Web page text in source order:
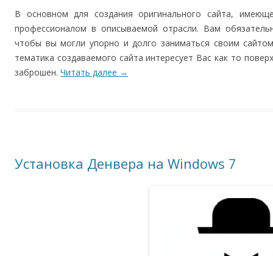
В основном для создания оригинального сайта,
профессионалом в описываемой отрасли. Вам
чтобы вы могли упорно и долго заниматься своим
тематика создаваемого сайта интересует Вас как то
заброшен. Читать далее →
Установка Денвера на Windows 7